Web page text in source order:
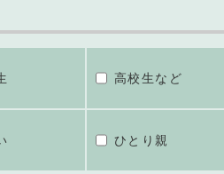
高校生など
ひとり親